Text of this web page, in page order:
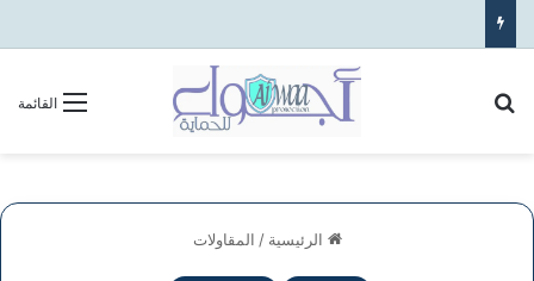
القائمة
الرئيسية / المقاولات